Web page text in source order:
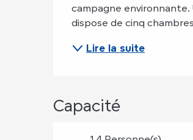
campagne environnante.
dispose de cinq
Lire la suite
Capacité